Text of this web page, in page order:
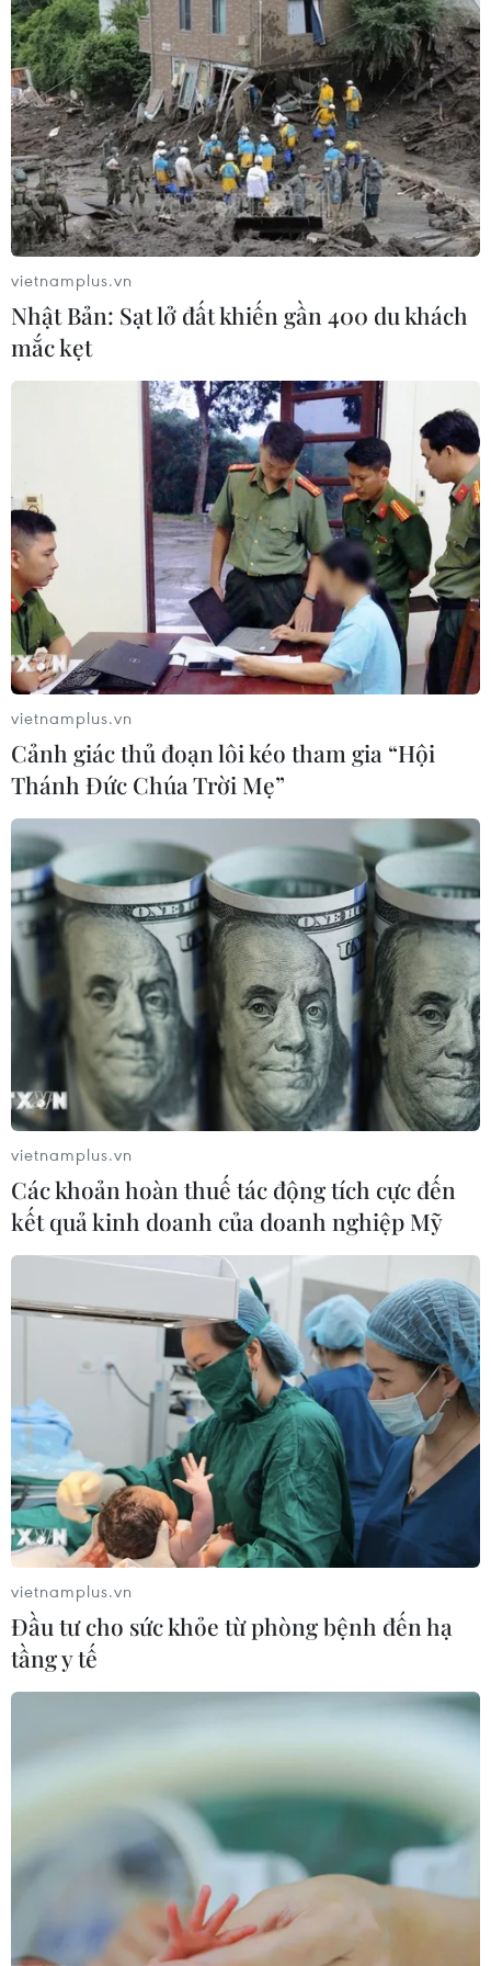
TIN CÙNG CHUYÊN MỤC
Lâm Đồng: Mưa lớn gây sạt lở đèo
Con Ó, cây đổ trên đèo Bảo Lộc
09/08/2026 06:20
Xe tải va chạm xe máy tại Đắk Lắk
Bí thư Thành ủy Hà Nội thúc tiến độ
hai dự án giao thông trọng điểm
08/08/2026 08:52
vietnamplus.vn
Nhật Bản: Sạt lở đất khiến gần 400 du khách
mắc kẹt
vietnamplus.vn
Cảnh giác thủ đoạn lôi kéo tham gia “Hội
Thánh Đức Chúa Trời Mẹ”
vietnamplus.vn
Các khoản hoàn thuế tác động tích cực đến
kết quả kinh doanh của doanh nghiệp Mỹ
vietnamplus.vn
Đầu tư cho sức khỏe từ phòng bệnh đến hạ
tầng y tế